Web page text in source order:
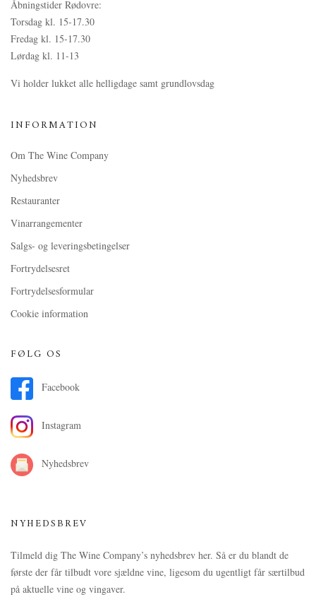
Åbningstider Rødovre:
Torsdag kl. 15-17.30
Fredag kl. 15-17.30
Lørdag kl. 11-13
Vi holder lukket alle helligdage samt grundlovsdag
INFORMATION
Om The Wine Company
Nyhedsbrev
Restauranter
Vinarrangementer
Salgs- og leveringsbetingelser
Fortrydelsesret
Fortrydelsesformular
Cookie information
FØLG OS
Facebook
Instagram
Nyhedsbrev
NYHEDSBREV
Tilmeld dig The Wine Company’s nyhedsbrev her. Så er du blandt de
første der får tilbudt vore sjældne vine, ligesom du ugentligt får særtilbud
på aktuelle vine og vingaver.